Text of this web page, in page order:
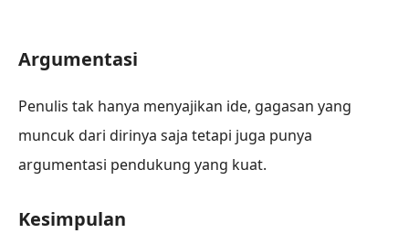
Argumentasi
Penulis tak hanya menyajikan ide, gagasan yang
muncuk dari dirinya saja tetapi juga punya
argumentasi pendukung yang kuat.
Kesimpulan